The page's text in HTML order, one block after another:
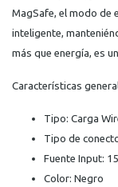
MagSafe, el modo de
inteligente,
más que energía, es
Características
Tipo: Carga
Tipo de
Fuente Input:
Color: Negro